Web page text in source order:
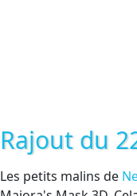
Rajout du
Les petits malins de